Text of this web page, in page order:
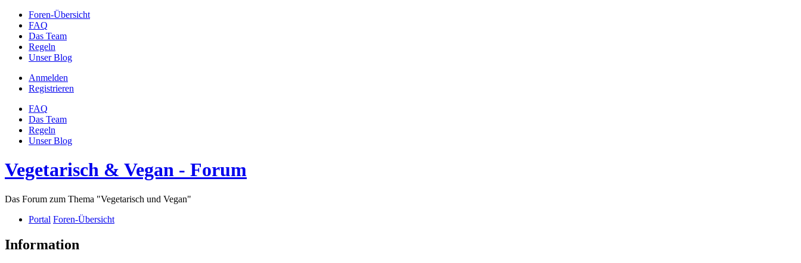
Foren-Übersicht
FAQ
Das Team
Regeln
Unser Blog
Anmelden
Registrieren
FAQ
Das Team
Regeln
Unser Blog
Vegetarisch & Vegan - Forum
Das Forum zum Thema "Vegetarisch und Vegan"
Portal Foren-Übersicht
Information